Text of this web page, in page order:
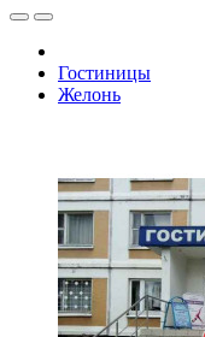
Гостиницы
Желонь